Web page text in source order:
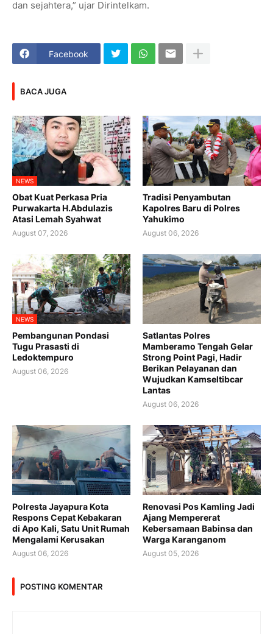
dan sejahtera,” ujar Dirintelkam.
Facebook
BACA JUGA
NEWS
Obat Kuat Perkasa Pria
Purwakarta H.Abdulazis
Atasi Lemah Syahwat
August 07, 2026
Tradisi Penyambutan
Kapolres Baru di Polres
Yahukimo
August 06, 2026
NEWS
Pembangunan Pondasi
Tugu Prasasti di
Ledoktempuro
August 06, 2026
Satlantas Polres
Mamberamo Tengah Gelar
Strong Point Pagi, Hadir
Berikan Pelayanan dan
Wujudkan Kamseltibcar
Lantas
August 06, 2026
Polresta Jayapura Kota
Respons Cepat Kebakaran
di Apo Kali, Satu Unit Rumah
Mengalami Kerusakan
August 06, 2026
Renovasi Pos Kamling Jadi
Ajang Mempererat
Kebersamaan Babinsa dan
Warga Karanganom
August 05, 2026
POSTING KOMENTAR